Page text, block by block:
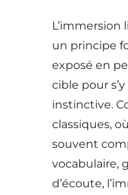
un principe
exposé en
cible pour
instinctive.
classiques,
souvent
vocabulaire,
d’écoute,